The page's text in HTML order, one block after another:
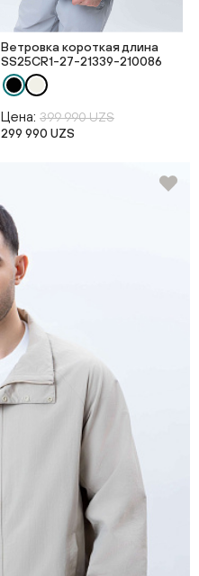
Ветровка короткая длина
SS25CR1-27-21339-210086
Цена: 399 990 UZS
299 990 UZS